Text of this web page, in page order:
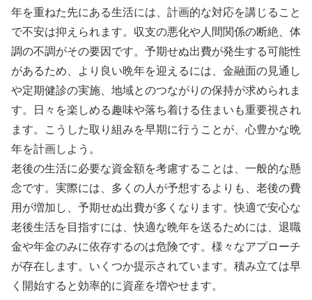
年を重ねた先にある生活には、計画的な対応を講じること
で不安は抑えられます。収支の悪化や人間関係の断絶、体
調の不調がその要因です。予期せぬ出費が発生する可能性
があるため、より良い晩年を迎えるには、金融面の見通し
や定期健診の実施、地域とのつながりの保持が求められま
す。日々を楽しめる趣味や落ち着ける住まいも重要視され
ます。こうした取り組みを早期に行うことが、心豊かな晩
年を計画しよう。
老後の生活に必要な資金額を考慮することは、一般的な懸
念です。実際には、多くの人が予想するよりも、老後の費
用が増加し、予期せぬ出費が多くなります。快適で安心な
老後生活を目指すには、快適な晩年を送るためには、退職
金や年金のみに依存するのは危険です。様々なアプローチ
が存在します。いくつか提示されています。積み立ては早
く開始すると効率的に資産を増やせます。